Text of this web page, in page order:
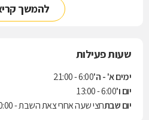
להמשך
שעות פעילות
ימים א' - ה'6:00 - 21:00
יום ו'6:00 - 13:00
יום שבתחצי שעה אחרי צאת השבת - 0:00